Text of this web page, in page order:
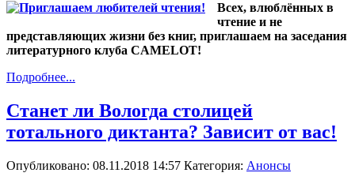
Всех, влюблённых в
чтение и не
представляющих жизни без книг, приглашаем на заседания
литературного клуба CAMELOT!
Подробнее...
Станет ли Вологда столицей
тотального диктанта? Зависит от вас!
Опубликовано: 08.11.2018 14:57 Категория: Анонсы